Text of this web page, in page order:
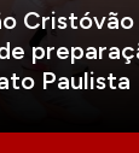
Paulista